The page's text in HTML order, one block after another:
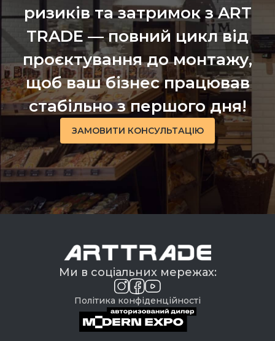
ризиків та затримок з ART
TRADE — повний цикл від
проєктування до монтажу,
щоб ваш бізнес працював
стабільно з першого дня!
ЗАМОВИТИ КОНСУЛЬТАЦІЮ
Ми в соціальних мережах:
Політика конфіденційності